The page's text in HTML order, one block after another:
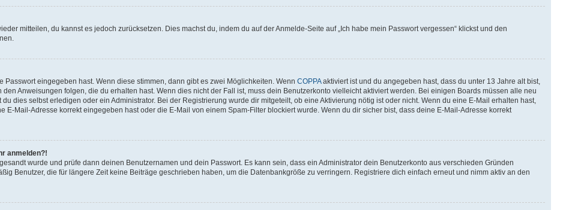
mitteilen, du kannst es jedoch zurücksetzen. Dies machst du, indem du auf der Anmelde-Seite auf „Ich habe mein Passwort vergessen“ klickst und den
eingegeben hast. Wenn diese stimmen, dann gibt es zwei Möglichkeiten. Wenn COPPAaktiviert ist und du angegeben hast, dass du unter 13 Jahre alt bist,
Anweisungen folgen, die du erhalten hast. Wenn dies nicht der Fall ist, muss dein Benutzerkonto vielleicht aktiviert werden. Bei einigen Boards müssen alle neu
dies selbst erledigen oder ein Administrator. Bei der Registrierung wurde dir mitgeteilt, ob eine Aktivierung nötig ist oder nicht. Wenn du eine E-Mail erhalten hast,
E-Mail-Adresse korrekt eingegeben hast oder die E-Mail von einem Spam-Filter blockiert wurde. Wenn du dir sicher bist, dass deine E-Mail-Adresse korrekt
anmelden?!
wurde und prüfe dann deinen Benutzernamen und dein Passwort. Es kann sein, dass ein Administrator dein Benutzerkonto aus verschieden Gründen
Benutzer, die für längere Zeit keine Beiträge geschrieben haben, um die Datenbankgröße zu verringern. Registriere dich einfach erneut und nimm aktiv an den